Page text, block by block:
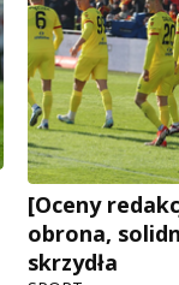
[Oceny
obrona,
skrzydła